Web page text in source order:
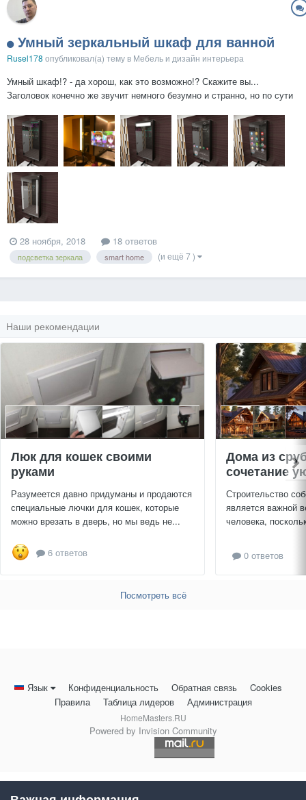
Умный зеркальный шкаф для ванной
Rusel178 опубликовал(а) тему в Мебель и дизайн интерьера
Умный шкаф!? - да хорош, как это возможно!? Скажите вы...
Заголовок конечно же звучит немного безумно и странно, но по сути
зеркалом. Так в чем же фишка данного шкафчика...
28 ноября, 2018 18 ответов
подсветка зеркала smart home (и ещё 7 )
Наши рекомендации
Люк для кошек своими
руками
Разумеется давно придуманы и продаются
специальные лючки для кошек, которые
можно врезать в дверь, но мы ведь не...
6 ответов
Дома из
сочетание
Строительство
является важной
человека,
0 ответов
Посмотреть всё
Язык Конфиденциальность Обратная связь
Cookies
Правила
Таблица лидеров Администрация
HomeMasters.RU
Powered by Invision Community